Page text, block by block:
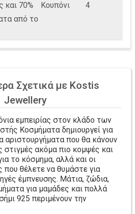
και 70%
από το
Κουπόνι 4
Σχετικά με Kostis
Jewellery
εμπειρίας στον κλάδο των
Κοσμήματα δημιουργεί για
αριστουργήματα που θα κάνουν
στιγμές ακόμα πιο κομψές και
το κόσμημα, αλλά και οι
που θέλετε να θυμάστε για
έμπνευσης. Μάτια, ζώδια,
για μαμάδες και πολλά
925 περιμένουν την